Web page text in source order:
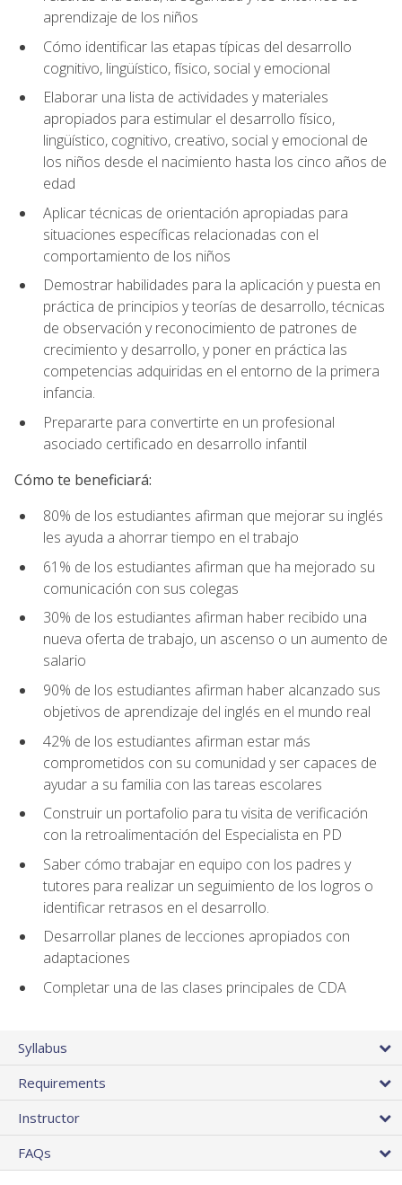
aprendizaje de los niños
Cómo identificar las etapas típicas del desarrollo
cognitivo, lingüístico, físico, social y emocional
Elaborar una lista de actividades y materiales
apropiados para estimular el desarrollo físico,
lingüístico, cognitivo, creativo, social y emocional de
los niños desde el nacimiento hasta los cinco años de
edad
Aplicar técnicas de orientación apropiadas para
situaciones específicas relacionadas con el
comportamiento de los niños
Demostrar habilidades para la aplicación y puesta en
práctica de principios y teorías de desarrollo, técnicas
de observación y reconocimiento de patrones de
crecimiento y desarrollo, y poner en práctica las
competencias adquiridas en el entorno de la primera
infancia.
Prepararte para convertirte en un profesional
asociado certificado en desarrollo infantil
Cómo te beneficiará:
80% de los estudiantes afirman que mejorar su inglés
les ayuda a ahorrar tiempo en el trabajo
61% de los estudiantes afirman que ha mejorado su
comunicación con sus colegas
30% de los estudiantes afirman haber recibido una
nueva oferta de trabajo, un ascenso o un aumento de
salario
90% de los estudiantes afirman haber alcanzado sus
objetivos de aprendizaje del inglés en el mundo real
42% de los estudiantes afirman estar más
comprometidos con su comunidad y ser capaces de
ayudar a su familia con las tareas escolares
Construir un portafolio para tu visita de verificación
con la retroalimentación del Especialista en PD
Saber cómo trabajar en equipo con los padres y
tutores para realizar un seguimiento de los logros o
identificar retrasos en el desarrollo.
Desarrollar planes de lecciones apropiados con
adaptaciones
Completar una de las clases principales de CDA
Syllabus
Requirements
Instructor
FAQs